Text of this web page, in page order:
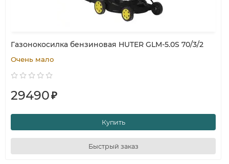
Газонокосилка бензиновая HUTER GLM-5.0S 70/3/2
Очень мало
29490₽
Купить
Быстрый заказ